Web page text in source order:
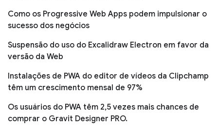
Como os Progressive Web Apps podem impulsionar o
sucesso dos negócios
Suspensão do uso do Excalidraw Electron em favor da
versão da Web
Instalações de PWA do editor de vídeos da Clipchamp
têm um crescimento mensal de 97%
Os usuários do PWA têm 2,5 vezes mais chances de
comprar o Gravit Designer PRO.